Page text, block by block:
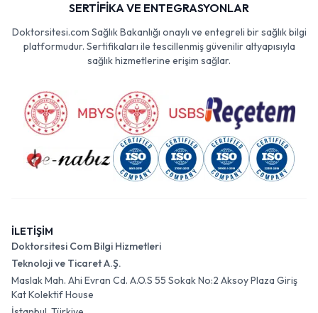
SERTİFİKA VE ENTEGRASYONLAR
Doktorsitesi.com Sağlık Bakanlığı onaylı ve entegreli bir sağlık bilgi
platformudur. Sertifikaları ile tescillenmiş güvenilir altyapısıyla
sağlık hizmetlerine erişim sağlar.
İLETİŞİM
Doktorsitesi Com Bilgi Hizmetleri
Teknoloji ve Ticaret A.Ş.
Maslak Mah. Ahi Evran Cd. A.O.S 55 Sokak No:2 Aksoy Plaza Giriş
Kat Kolektif House